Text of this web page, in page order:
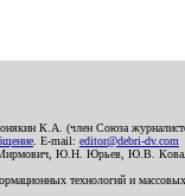
К.А. (член Союза
. E-mail: editor@debri-dv.com
Мирмович, Ю.Н. Юрьев,
технологий и